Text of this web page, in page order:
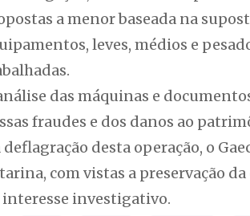
a menor baseada na
leves, médios e
das máquinas e
fraudes e dos danos ao
deflagração desta operação, o
com vistas a preservação
interesse investigativo.